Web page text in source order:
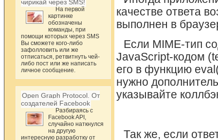
чирикай через SMS!
На первой
картинке
обозначены
команды, при
помощи которых через SMS
Вы сможете кого-либо
зафолловить или же
отписаться, ретвитнуть чей-
либо пост или же написать
личное сообщение.
Open Graph Protocol. От
создателей Facebook
Разбираясь с
Facebook API,
случайно наткнулся
на другую
интересную разработку от
качестве ответа
выполнен в
Если MIME-тип
JavaScript-кодом
его в функцию
нужно
указывайте
Так же, если